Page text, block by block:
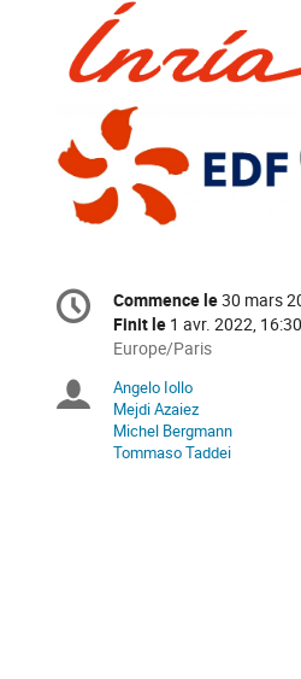
Information
de
conférence
Date/Heure
Commence le30 mars
Finit le 1 avr. 2022, 16:30
Toutes
horaires
sont
en
Europe/Paris
Présidents
de
Angelo Iollo
Mejdi Azaiez
Michel Bergmann
Tommaso Taddei